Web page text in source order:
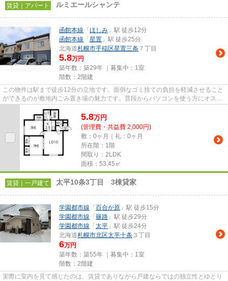
賃貸｜アパート ルミエールシャンテ
函館本線 「 ほしみ 」駅 徒歩12分
函館本線 「 星置 」駅 徒歩25分
北海道札幌市手稲区星置三条 ７丁目
5.8万円
築年数：築29年 ｜募集中： 1室
階数：2階建
この物件は駅まで徒歩12分の立地です。面倒なゴミ捨ての負担を軽減させること
ができるのが敷地内ごみ置き場の魅力です。普段からパソコンを使う方にオスス
5.8万円
(管理費・共益費 2,000円)
敷：0ヶ月｜礼：0ヶ月
所在階：1階
間取り：2LDK
面積：53.45㎡
賃貸｜一戸建て 太平10条3丁目 3棟貸家
学園都市線 「 百合が原 」駅 徒歩15分
学園都市線 「 篠路 」駅 徒歩29分
学園都市線 「 太平 」駅 徒歩24分
北海道札幌市北区太平十条 ３丁目
6万円
築年数：築55年 ｜募集中： 1室
階数：2階建
実際に室内を見て感じたのは、賃貸でありながら戸建ならではの独立性とゆとり